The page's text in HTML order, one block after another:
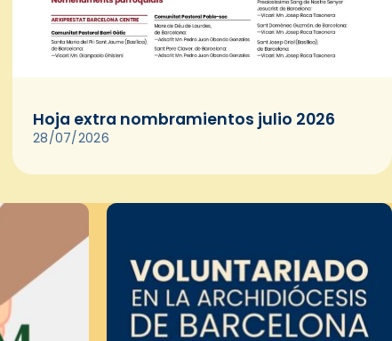
Hoja extra nombramientos julio 2026
28/07/2026